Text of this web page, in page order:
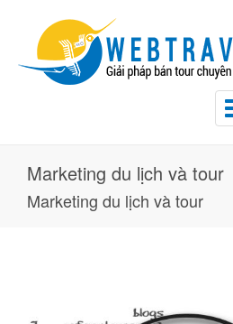
Marketing du lịch và tour
Marketing du lịch và tour